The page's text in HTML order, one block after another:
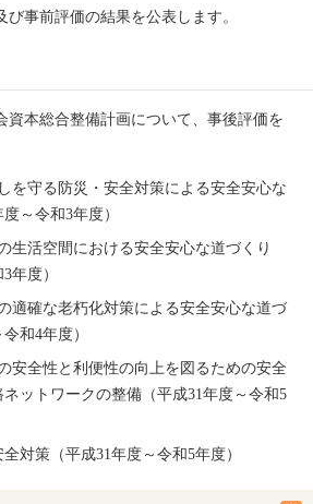
事前評価の結果を公表します。
資本総合整備計画について、事後評価を
を守る防災・安全対策による安全安心な
～令和3年度）
生活空間における安全安心な道づくり
年度）
適確な老朽化対策による安全安心な道づ
和4年度）
安全性と利便性の向上を図るための安全
ットワークの整備（平成31年度～令和5
対策（平成31年度～令和5年度）